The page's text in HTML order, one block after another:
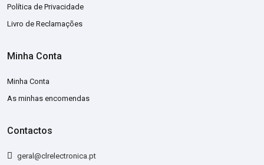
Política de Privacidade
Livro de Reclamações
Minha Conta
Minha Conta
As minhas encomendas
Contactos
geral@clrelectronica.pt